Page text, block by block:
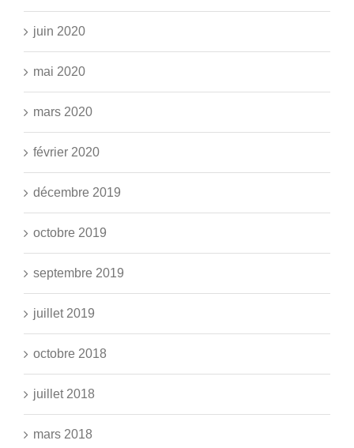
juin 2020
mai 2020
mars 2020
février 2020
décembre 2019
octobre 2019
septembre 2019
juillet 2019
octobre 2018
juillet 2018
mars 2018